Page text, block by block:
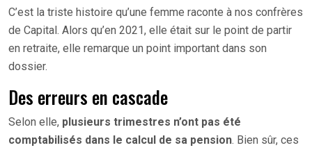
C’est la triste histoire qu’une femme raconte à nos confrères
de Capital. Alors qu’en 2021, elle était sur le point de partir
en retraite, elle remarque un point important dans son
dossier.
Des erreurs en cascade
Selon elle, plusieurs trimestres n’ont pas été
comptabilisés dans le calcul de sa pension. Bien sûr, ces